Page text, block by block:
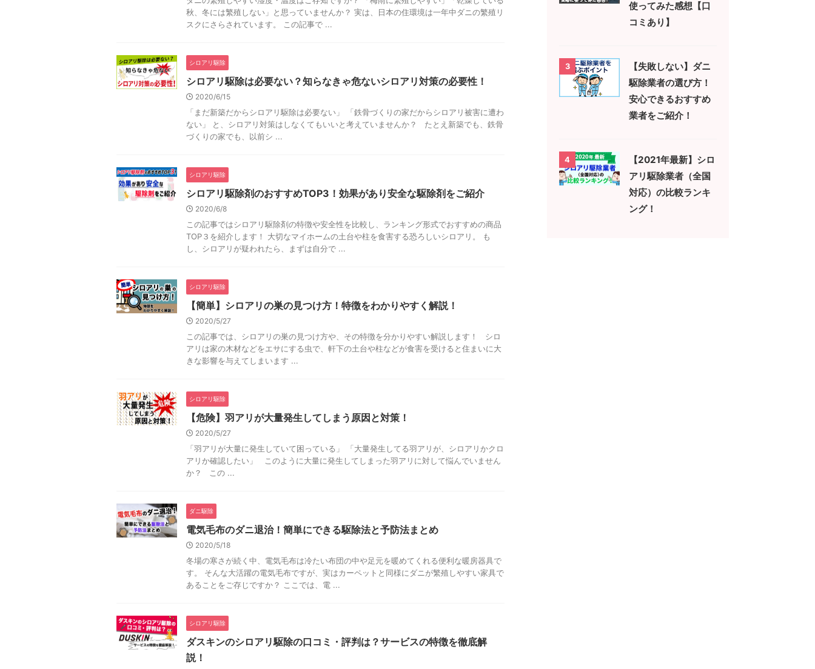
秋、冬には繁殖しない」と思っていませんか？ 実は、日本の住環境は一年中ダニの繁殖リ
スクにさらされています。 この記事で ...
シロアリ駆除
シロアリ駆除は必要ない？知らなきゃ危ないシロアリ対策の必要性！
2020/6/15
「まだ新築だからシロアリ駆除は必要ない」 「鉄骨づくりの家だからシロアリ被害に遭わ
ない」 と、シロアリ対策はしなくてもいいと考えていませんか？ たとえ新築でも、鉄骨
づくりの家でも、以前シ ...
シロアリ駆除
シロアリ駆除剤のおすすめTOP3！効果があり安全な駆除剤をご紹介
2020/6/8
この記事ではシロアリ駆除剤の特徴や安全性を比較し、ランキング形式でおすすめの商品
TOP３を紹介します！ 大切なマイホームの土台や柱を食害する恐ろしいシロアリ。 も
し、シロアリが疑われたら、まずは自分で ...
シロアリ駆除
【簡単】シロアリの巣の見つけ方！特徴をわかりやすく解説！
2020/5/27
この記事では、シロアリの巣の見つけ方や、その特徴を分かりやすい解説します！ シロ
アリは家の木材などをエサにする虫で、軒下の土台や柱などが食害を受けると住まいに大
きな影響を与えてしまいます ...
シロアリ駆除
【危険】羽アリが大量発生してしまう原因と対策！
2020/5/27
「羽アリが大量に発生していて困っている」 「大量発生してる羽アリが、シロアリかクロ
アリか確認したい」 このように大量に発生してしまった羽アリに対して悩んでいません
か？ この ...
ダニ駆除
電気毛布のダニ退治！簡単にできる駆除法と予防法まとめ
2020/5/18
冬場の寒さが続く中、電気毛布は冷たい布団の中や足元を暖めてくれる便利な暖房器具で
す。 そんな大活躍の電気毛布ですが、実はカーペットと同様にダニが繁殖しやすい家具で
あることをご存じですか？ ここでは、電 ...
シロアリ駆除
ダスキンのシロアリ駆除の口コミ・評判は？サービスの特徴を徹底解
説！
使ってみた感想【口
コミあり】
3
【失敗しない】ダニ
駆除業者の選び方！
安心できるおすすめ
業者をご紹介！
4
【2021年最新】シロ
アリ駆除業者（全国
対応）の比較ランキ
ング！